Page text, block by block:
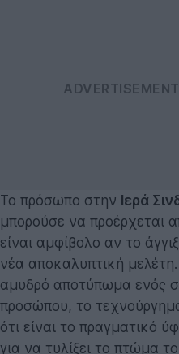
Το πρόσωπο στην Ιερά
μπορούσε να προέρχεται
είναι αμφίβολο αν το
νέα αποκαλυπτική
αμυδρό αποτύπωμα ενός
προσώπου, το
ότι είναι το πραγματικό
για να τυλίξει το πτώμα